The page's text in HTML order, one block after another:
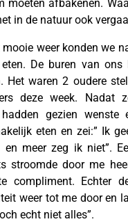
moeten afbakenen.
in de natuur ook
weer konden we
De buren van ons
Het waren 2 oudere
deze week. Nadat
gezien wenste
eten en zei:” Ik
en meer zeg ik niet”.
stroomde door me
compliment. Echter
weer tot me door en
echt niet alles”.